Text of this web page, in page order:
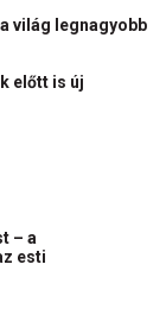
világ legnagyobb
előtt is új
– a
esti